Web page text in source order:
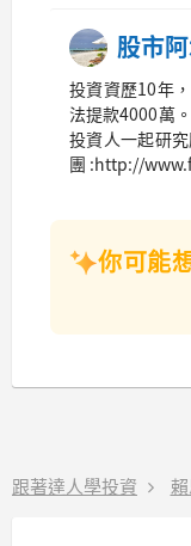
股市
投資資歷10年
法提款4000萬
投資人一起研
團 :http://
你可能
跟著達人學投資